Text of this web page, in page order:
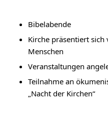
Bibelabende
Kirche präsentiert
Menschen
Veranstaltungen
Teilnahme an
„Nacht der Kirchen“